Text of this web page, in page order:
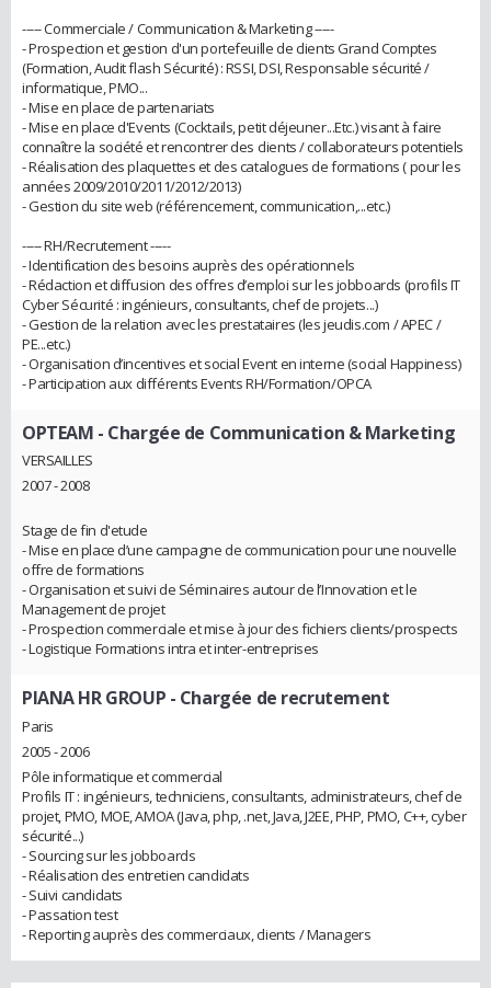
----- Commerciale / Communication & Marketing -----
- Prospection et gestion d'un portefeuille de clients Grand Comptes
(Formation, Audit flash Sécurité) : RSSI, DSI, Responsable sécurité /
informatique, PMO...
- Mise en place de partenariats
- Mise en place d'Events (Cocktails, petit déjeuner...Etc.) visant à faire
connaître la société et rencontrer des clients / collaborateurs potentiels
- Réalisation des plaquettes et des catalogues de formations ( pour les
années 2009/2010/2011/2012/2013)
- Gestion du site web (référencement, communication,...etc.)
----- RH/Recrutement -----
- Identification des besoins auprès des opérationnels
- Rédaction et diffusion des offres d’emploi sur les jobboards (profils IT
Cyber Sécurité : ingénieurs, consultants, chef de projets...)
- Gestion de la relation avec les prestataires (les jeudis.com / APEC /
PE...etc.)
- Organisation d’incentives et social Event en interne (social Happiness)
- Participation aux différents Events RH/Formation/OPCA
OPTEAM - Chargée de Communication & Marketing
VERSAILLES
2007 - 2008
Stage de fin d'etude
- Mise en place d’une campagne de communication pour une nouvelle
offre de formations
- Organisation et suivi de Séminaires autour de l’Innovation et le
Management de projet
- Prospection commerciale et mise à jour des fichiers clients/prospects
- Logistique Formations intra et inter-entreprises
PIANA HR GROUP - Chargée de recrutement
Paris
2005 - 2006
Pôle informatique et commercial
Profils IT : ingénieurs, techniciens, consultants, administrateurs, chef de
projet, PMO, MOE, AMOA (Java, php, .net, Java, J2EE, PHP, PMO, C++, cyber
sécurité...)
- Sourcing sur les jobboards
- Réalisation des entretien candidats
- Suivi candidats
- Passation test
- Reporting auprès des commerciaux, clients / Managers